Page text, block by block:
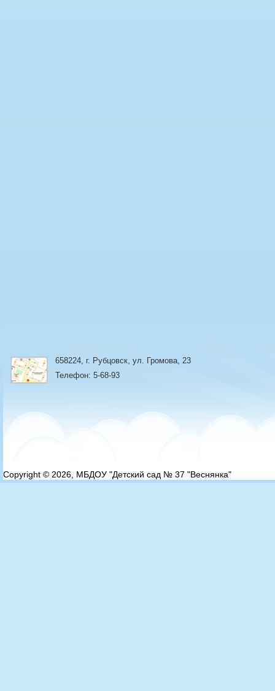
658224, г. Рубцовск, ул. Громова, 23
Телефон: 5-68-93
Copyright © 2026, МБДОУ "Детский сад № 37 "Веснянка"